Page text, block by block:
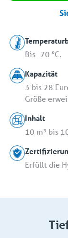
Bis -70 °C.
Kapazität
3 bis 28
Größe
Inhalt
10 m³ bis
Erfüllt die